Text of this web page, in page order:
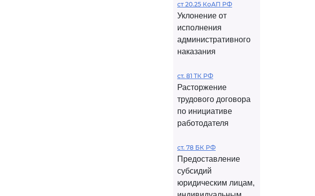
ст 20.25 КоАП РФ
Уклонение от
исполнения
административного
наказания
ст. 81 ТК РФ
Расторжение
трудового договора
по инициативе
работодателя
ст. 78 БК РФ
Предоставление
субсидий
юридическим лицам,